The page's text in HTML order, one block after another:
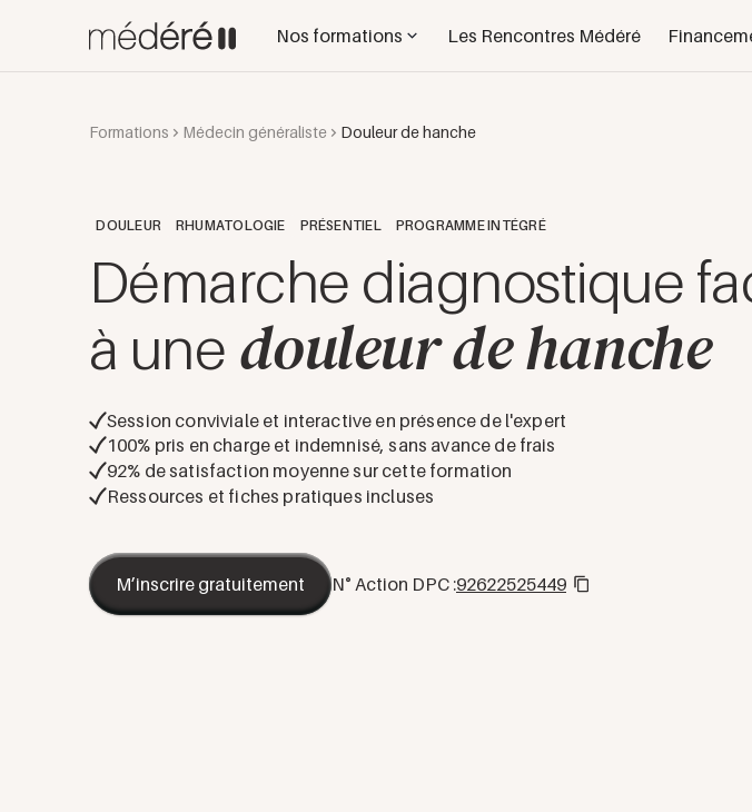
Nos formations Les Rencontres Médéré
Formations Médecin généraliste Douleur de hanche
DOULEUR RHUMATOLOGIE PRÉSENTIEL PROGRAMME INTÉGRÉ
Démarche diagnostique
à une douleur de hanche
Session conviviale et interactive en présence de l'expert
100% pris en charge et indemnisé, sans avance de frais
92% de satisfaction moyenne sur cette formation
Ressources et fiches pratiques incluses
M’inscrire gratuitement N° Action DPC :92622525449